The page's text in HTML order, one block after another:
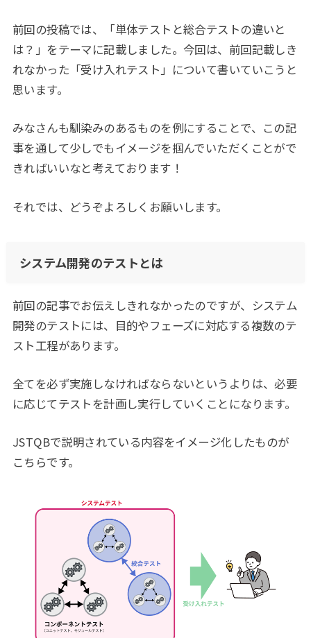
前回の投稿では、「単体テストと総合テストの違いと
は？」をテーマに記載しました。今回は、前回記載しき
れなかった「受け入れテスト」について書いていこうと
思います。
みなさんも馴染みのあるものを例にすることで、この記
事を通して少しでもイメージを掴んでいただくことがで
きればいいなと考えております！
それでは、どうぞよろしくお願いします。
システム開発のテストとは
前回の記事でお伝えしきれなかったのですが、システム
開発のテストには、目的やフェーズに対応する複数のテ
スト工程があります。
全てを必ず実施しなければならないというよりは、必要
に応じてテストを計画し実行していくことになります。
JSTQBで説明されている内容をイメージ化したものが
こちらです。